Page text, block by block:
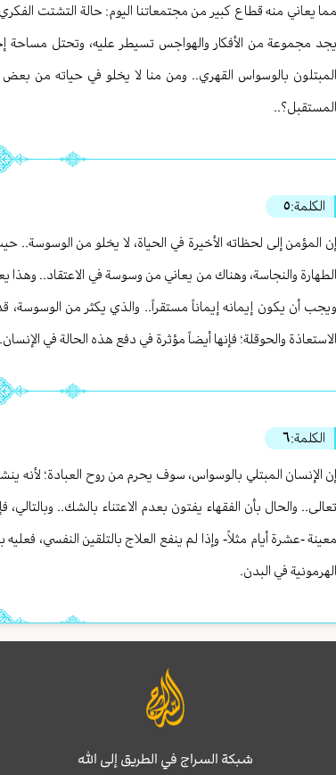
مما يعاني منه قطاع كبير من مجتمعاتنا اليوم: حالة التشتت
يجد مجموعة من الأفكار والهواجس تسيطر عليه، وتحتل
المبتلون بالوسواس القهري.. ومن منا لا يخلو في حياته من بعض
المستقبل؟..
الكلمة:٥
إن المؤمن إلى لحظاته الأخيرة في الحياة، لا يخلو من
الطهارة والنجاسة، وهناك من يعاني من وسوسة في الاعتقاد.. وهذا
ويجب أن يكون إيمانه إيماناً مستقراً.. والذي يكثر من الوسوسة،
الاستعاذة والحوقلة؛ فإنها أيضاً مؤثرة في دفع هذه الحالة في الإنسان.
الكلمة:٦
إن الإنسان المبتلي بالوسواس، سوف يحرم من روح العبادة؛ لأنه
تعالى.. والحال بأن الفقهاء يفتون بعدم الاعتناء بالشك..
معينة -عشرة أيام مثلاً- وإذا لم ينفع العلاج بالتلقين النفسي،
الهرمونية في البدن.
شبكة السراج في الطريق إلى الله